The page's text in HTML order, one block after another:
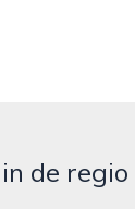
de regio